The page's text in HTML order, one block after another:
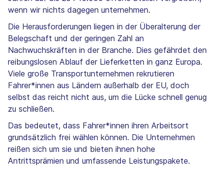
wenn wir nichts dagegen unternehmen.
Die Herausforderungen liegen in der Überalterung der
Belegschaft und der geringen Zahl an
Nachwuchskräften in der Branche. Dies gefährdet den
reibungslosen Ablauf der Lieferketten in ganz Europa.
Viele große Transportunternehmen rekrutieren
Fahrer*innen aus Ländern außerhalb der EU, doch
selbst das reicht nicht aus, um die Lücke schnell genug
zu schließen.
Das bedeutet, dass Fahrer*innen ihren Arbeitsort
grundsätzlich frei wählen können. Die Unternehmen
reißen sich um sie und bieten ihnen hohe
Antrittsprämien und umfassende Leistungspakete.